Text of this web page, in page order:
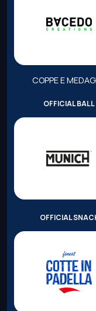
COPPE E
OFFICIAL BALL
OFFICIAL